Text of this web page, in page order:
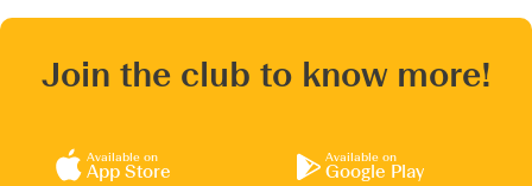
Join the club to know more!
Available on
App Store
Available on
Google Play